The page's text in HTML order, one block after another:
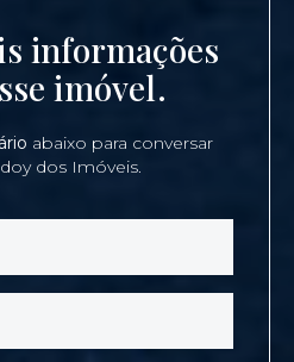
informações
imóvel.
abaixo para conversar
dos Imóveis.